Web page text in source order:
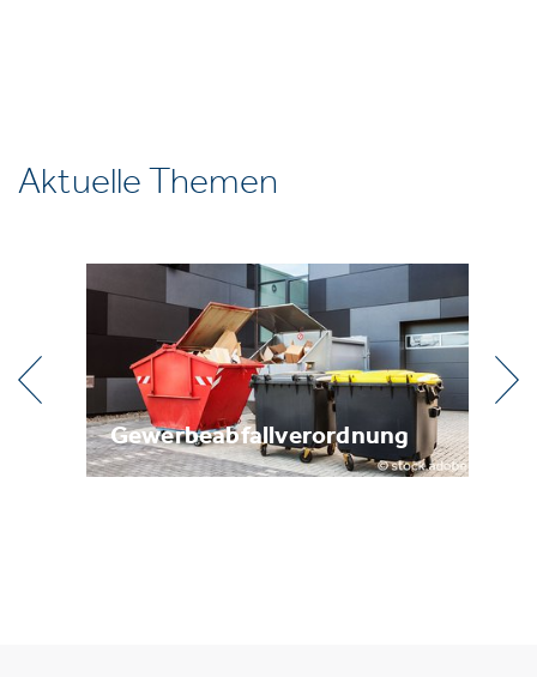
Aktuelle Themen
Gewerbeabfallverordnung